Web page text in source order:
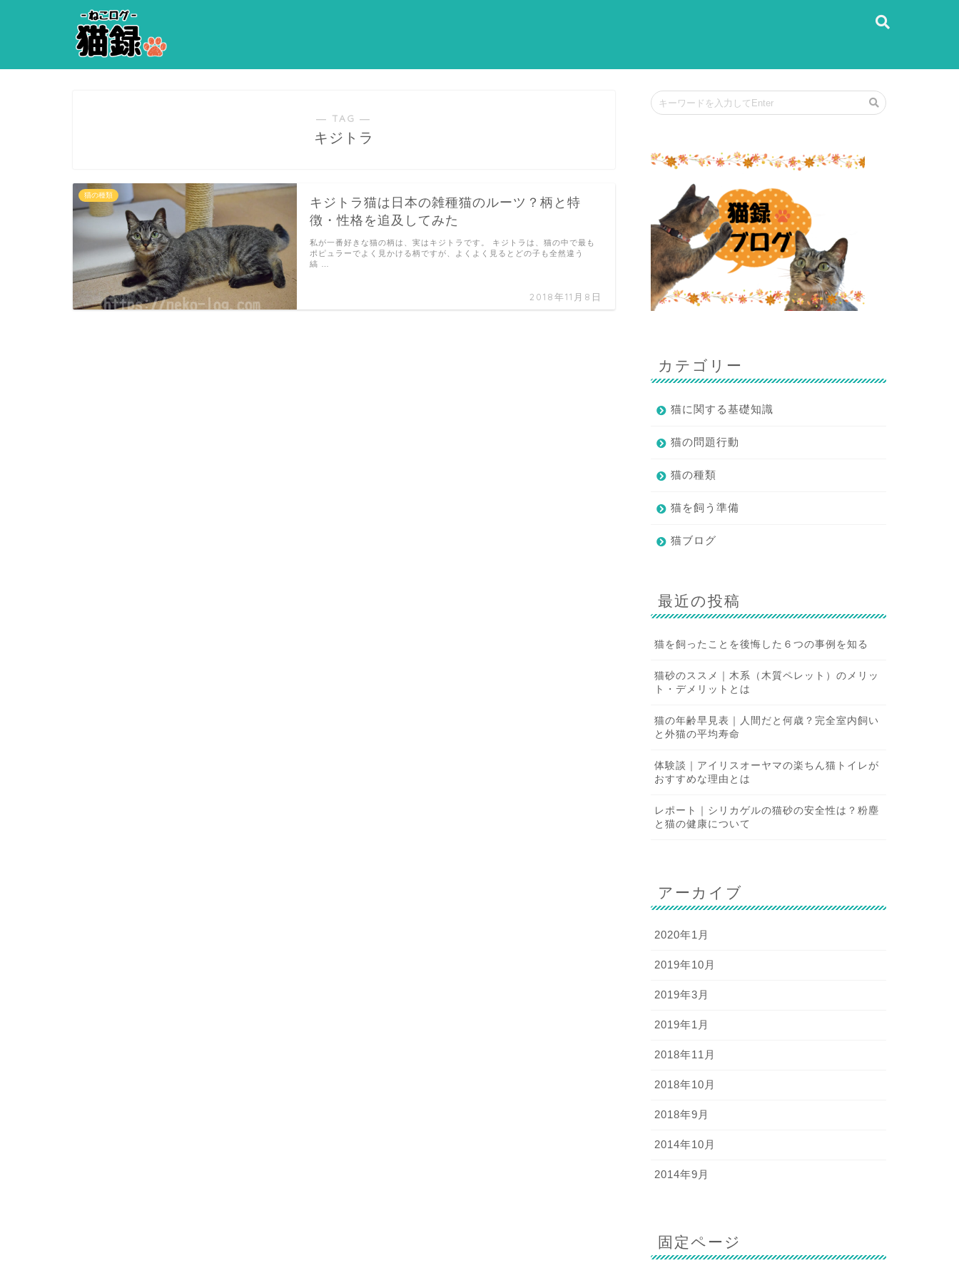
― TAG ―
キジトラ
猫の種類
キジトラ猫は日本の雑種猫のルーツ？柄と特
徴・性格を追及してみた
2018年11月8日
私が一番好きな猫の柄は、実はキジトラです。 キジトラは、猫の中で最も
ポピュラーでよく見かける柄ですが、よくよく見るとどの子も全然違う
縞 …
カテゴリー
猫に関する基礎知識
猫の問題行動
猫の種類
猫を飼う準備
猫ブログ
最近の投稿
猫を飼ったことを後悔した６つの事例を知る
猫砂のススメ｜木系（木質ペレット）のメリッ
ト・デメリットとは
猫の年齢早見表｜人間だと何歳？完全室内飼い
と外猫の平均寿命
体験談｜アイリスオーヤマの楽ちん猫トイレが
おすすめな理由とは
レポート｜シリカゲルの猫砂の安全性は？粉塵
と猫の健康について
アーカイブ
2020年1月
2019年10月
2019年3月
2019年1月
2018年11月
2018年10月
2018年9月
2014年10月
2014年9月
固定ページ